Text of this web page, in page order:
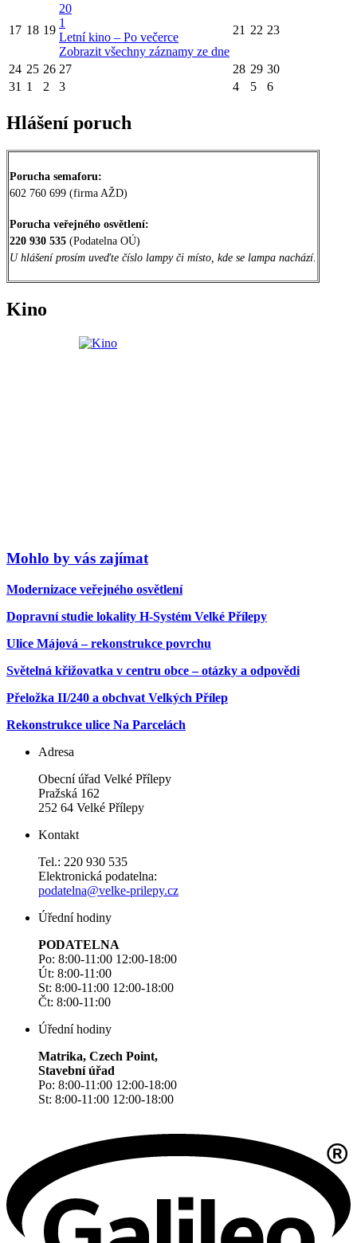
17 18 19
20
1
Letní kino – Po večerce
Zobrazit všechny záznamy ze dne
21 22 23
24 25 26 27 28 29 30
31 1 2 3 4 5 6
Hlášení poruch
Porucha semaforu:
602 760 699 (firma AŽD)
Porucha veřejného osvětlení:
220 930 535 (Podatelna OÚ)
U hlášení prosím uveďte číslo lampy či místo, kde se lampa nachází.
Kino
Mohlo by vás zajímat
Modernizace veřejného osvětlení
Dopravní studie lokality H-Systém Velké Přílepy
Ulice Májová – rekonstrukce povrchu
Světelná křižovatka v centru obce – otázky a odpovědi
Přeložka II/240 a obchvat Velkých Přílep
Rekonstrukce ulice Na Parcelách
Adresa
Obecní úřad Velké Přílepy
Pražská 162
252 64 Velké Přílepy
Kontakt
Tel.: 220 930 535
Elektronická podatelna:
podatelna@velke-prilepy.cz
Úřední hodiny
PODATELNA
Po: 8:00-11:00 12:00-18:00
Út: 8:00-11:00
St: 8:00-11:00 12:00-18:00
Čt: 8:00-11:00
Úřední hodiny
Matrika, Czech Point,
Stavební úřad
Po: 8:00-11:00 12:00-18:00
St: 8:00-11:00 12:00-18:00